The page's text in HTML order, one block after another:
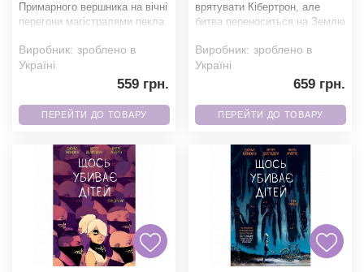
Примарного вершника на вічні
перегони магістралями пекла.
пропонує йом
Виробник: зроблено в
Україні
559 грн.
ПЕРЕЙТИ ДО ТОВАРУ
врятувати Кібертрон, але
битва переноситься на Землю
Десептиконами. Старі вороги
Виробник: зроблено в
Україні
659 грн.
ПЕРЕЙТИ ДО ТОВАРУ